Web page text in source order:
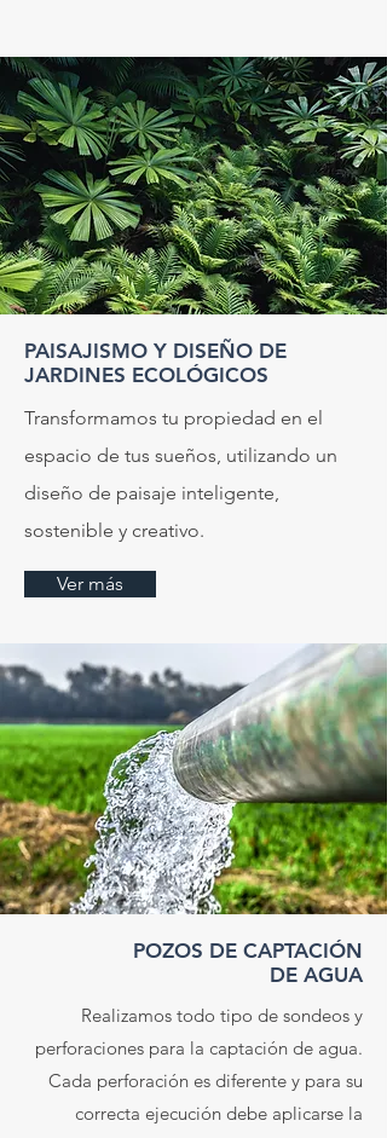
PAISAJISMO Y DISEÑO DE
JARDINES ECOLÓGICOS
Transformamos tu propiedad en el
espacio de tus sueños, utilizando un
diseño de paisaje inteligente,
sostenible y creativo.
Ver más
POZOS DE CAPTACIÓN
DE AGUA
Realizamos todo tipo de sondeos y
perforaciones para la captación de agua.
Cada perforación es diferente y para su
correcta ejecución debe aplicarse la